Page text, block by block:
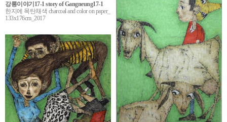
강릉이야기17-1 story of Gangneung17-1
한지에 목탄채색 charcoal and color on paper_
133x176cm_2017